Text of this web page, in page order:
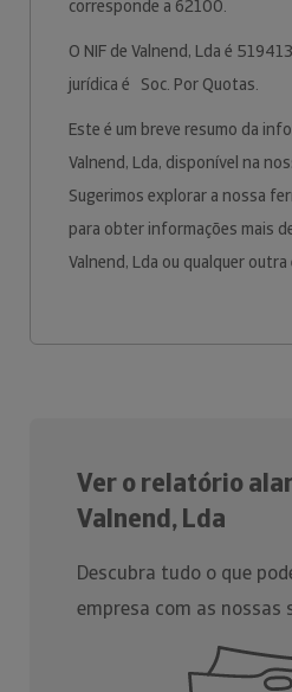
corresponde a 62100.
O NIF de Valnend, Lda é
jurídica é Soc. Por Quotas.
Este é um breve resumo da
Valnend, Lda, disponível na
Sugerimos explorar a nossa
para obter informações mais
Valnend, Lda ou qualquer outra
Ver o relatório
Valnend, Lda
Descubra tudo o que
empresa com as nossas